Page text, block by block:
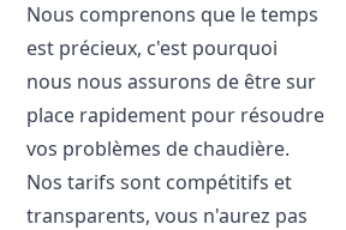
Nous comprenons que le temps
est précieux, c'est pourquoi
nous nous assurons de être sur
place rapidement pour résoudre
vos problèmes de chaudière.
Nos tarifs sont compétitifs et
transparents, vous n'aurez pas